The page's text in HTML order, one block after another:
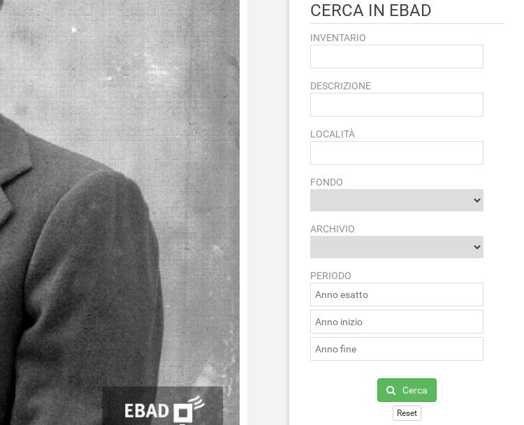
CERCA IN EBAD
INVENTARIO
DESCRIZIONE
LOCALITÀ
FONDO
ARCHIVIO
PERIODO
Cerca
Reset